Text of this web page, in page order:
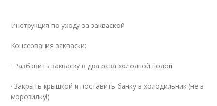
Инструкция по уходу за закваской
Консервация закваски:
· Разбавить закваску в два раза холодной водой.
· Закрыть крышкой и поставить банку в холодильник (не в
морозилку!)